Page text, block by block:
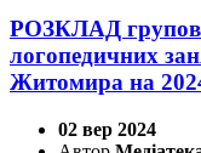
РОЗКЛАД
логопедичних
Житомира на
02 вер 2024